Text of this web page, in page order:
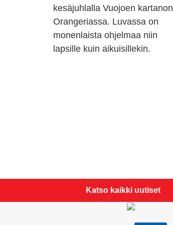
kesäjuhlalla Vuojoen kartanon
Orangeriassa. Luvassa on
monenlaista ohjelmaa niin
lapsille kuin aikuisillekin.
Katso kaikki uutiset